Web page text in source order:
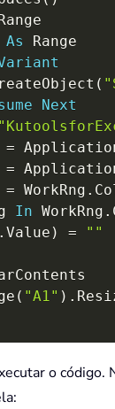
As Range
(
Next
=
=
= WorkRng .
In WorkRng .
. Value ) =
""
( "A1" ) .
o código.